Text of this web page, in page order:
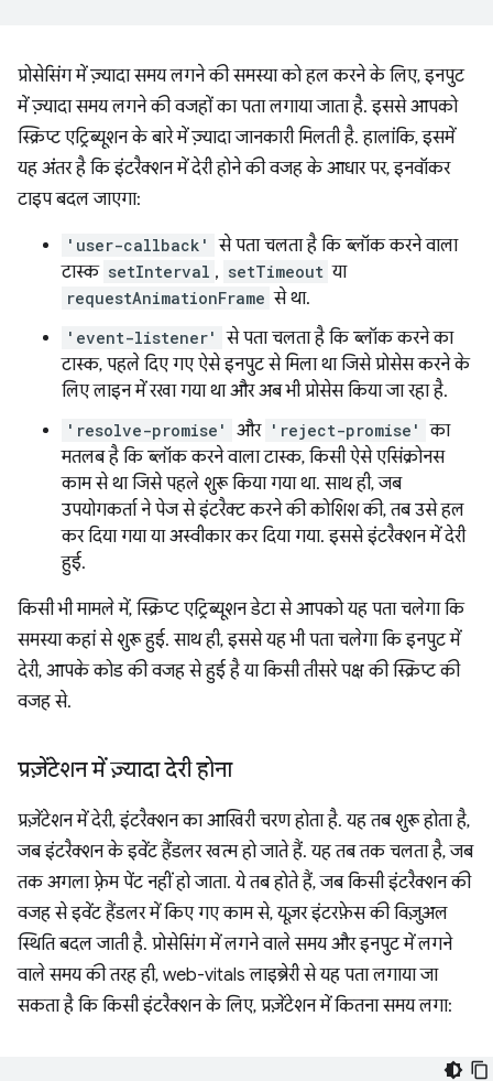
प्रोसेसिंग में ज़्यादा समय लगने की समस्या को हल करने के लिए, इनपुट
में ज़्यादा समय लगने की वजहों का पता लगाया जाता है. इससे आपको
स्क्रिप्ट एट्रिब्यूशन के बारे में ज़्यादा जानकारी मिलती है. हालांकि, इसमें
यह अंतर है कि इंटरैक्शन में देरी होने की वजह के आधार पर, इनवॉकर
टाइप बदल जाएगा:
'user-callback' से पता चलता है कि ब्लॉक करने वाला
टास्क setInterval , setTimeout या
requestAnimationFrame से था.
'event-listener' से पता चलता है कि ब्लॉक करने का
टास्क, पहले दिए गए ऐसे इनपुट से मिला था जिसे प्रोसेस करने के
लिए लाइन में रखा गया था और अब भी प्रोसेस किया जा रहा है.
'resolve-promise' और 'reject-promise' का
मतलब है कि ब्लॉक करने वाला टास्क, किसी ऐसे एसिंक्रोनस
काम से था जिसे पहले शुरू किया गया था. साथ ही, जब
उपयोगकर्ता ने पेज से इंटरैक्ट करने की कोशिश की, तब उसे हल
कर दिया गया या अस्वीकार कर दिया गया. इससे इंटरैक्शन में देरी
हुई.
किसी भी मामले में, स्क्रिप्ट एट्रिब्यूशन डेटा से आपको यह पता चलेगा कि
समस्या कहां से शुरू हुई. साथ ही, इससे यह भी पता चलेगा कि इनपुट में
देरी, आपके कोड की वजह से हुई है या किसी तीसरे पक्ष की स्क्रिप्ट की
वजह से.
प्रज़ेंटेशन में ज़्यादा देरी होना
प्रज़ेंटेशन में देरी, इंटरैक्शन का आखिरी चरण होता है. यह तब शुरू होता है,
जब इंटरैक्शन के इवेंट हैंडलर खत्म हो जाते हैं. यह तब तक चलता है, जब
तक अगला फ़्रेम पेंट नहीं हो जाता. ये तब होते हैं, जब किसी इंटरैक्शन की
वजह से इवेंट हैंडलर में किए गए काम से, यूज़र इंटरफ़ेस की विज़ुअल
स्थिति बदल जाती है. प्रोसेसिंग में लगने वाले समय और इनपुट में लगने
वाले समय की तरह ही, web-vitals लाइब्रेरी से यह पता लगाया जा
सकता है कि किसी इंटरैक्शन के लिए, प्रज़ेंटेशन में कितना समय लगा: